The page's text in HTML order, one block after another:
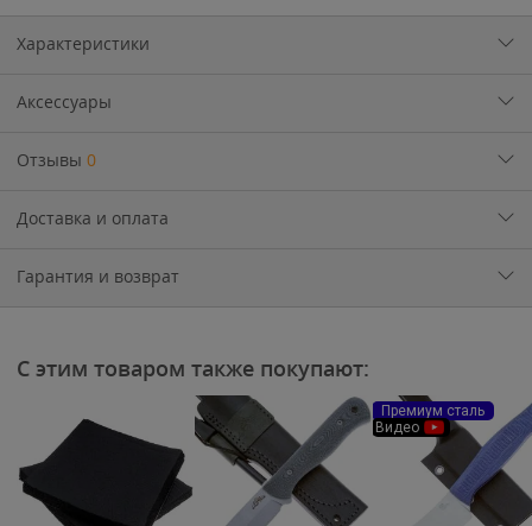
Характеристики
Аксессуары
Отзывы 0
Доставка и оплата
Гарантия и возврат
С этим товаром также покупают:
Премиум сталь
Видео